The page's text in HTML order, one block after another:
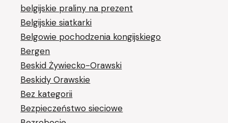
belgijskie praliny na prezent
Belgijskie siatkarki
Belgowie pochodzenia kongijskiego
Bergen
Beskid Żywiecko-Orawski
Beskidy Orawskie
Bez kategorii
Bezpieczeństwo sieciowe